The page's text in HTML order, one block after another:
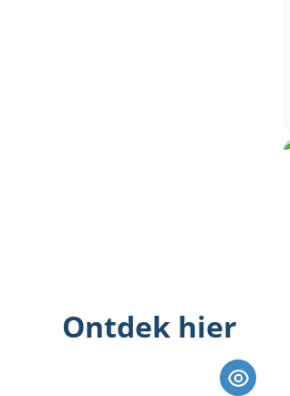
Ontdek hier
Abdij van Postel